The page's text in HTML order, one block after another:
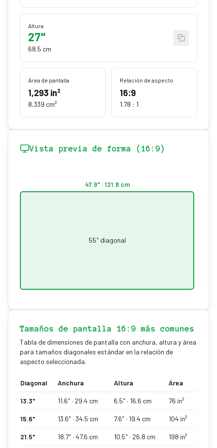
Altura
27"
68.5 cm
Área de pantalla
1,293 in²
8,339 cm²
Relación de aspecto
16:9
1.78 : 1
Vista previa de forma (16:9)
47.9" ·121.8 cm
55" diagonal
Tamaños de pantalla 16:9 más comunes
Tabla de dimensiones de pantalla con anchura, altura y área
para tamaños diagonales estándar en la relación de
aspecto seleccionada.
Diagonal Anchura Altura Área
13.3" 11.6" · 29.4 cm 6.5" · 16.6 cm 76 in²
15.6" 13.6" · 34.5 cm 7.6" · 19.4 cm 104 in²
21.5" 18.7" · 47.6 cm 10.5" · 26.8 cm 198 in²